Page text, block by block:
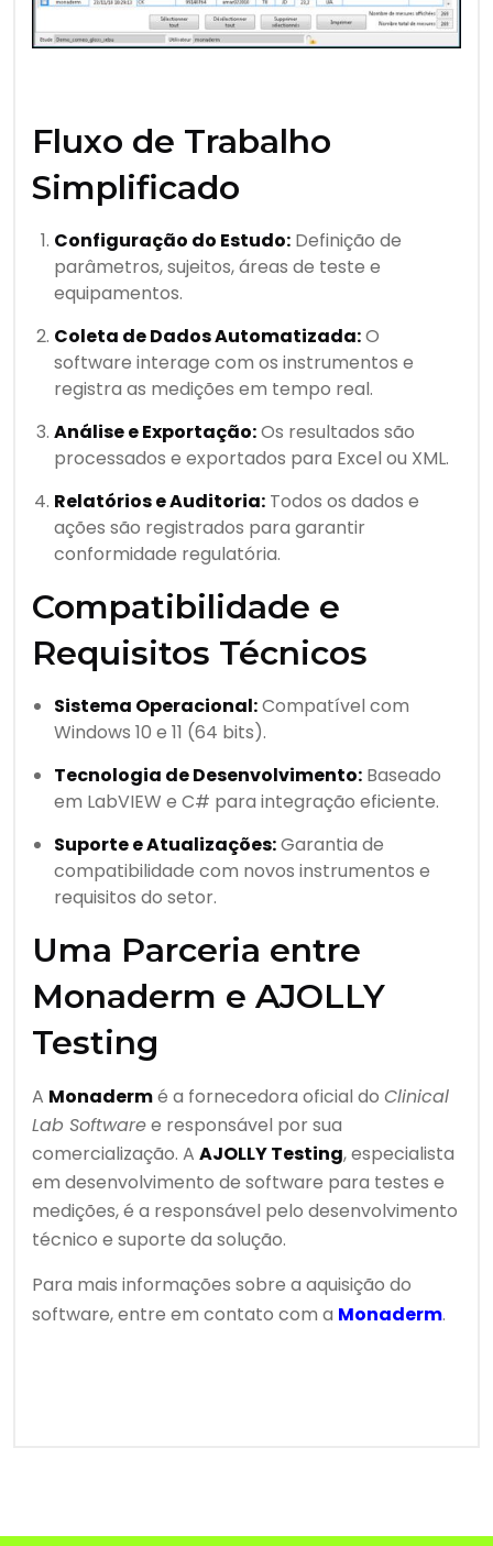
Fluxo de Trabalho
Simplificado
Configuração do Estudo: Definição de
parâmetros, sujeitos, áreas de teste e
equipamentos.
Coleta de Dados Automatizada:O
software interage com os instrumentos e
registra as medições em tempo real.
Análise e Exportação:Os resultados são
processados e exportados para Excel ou XML.
Relatórios e Auditoria: Todos os dados e
ações são registrados para garantir
conformidade regulatória.
Compatibilidade e
Requisitos Técnicos
Sistema Operacional:Compatível com
Windows 10 e 11 (64 bits).
Tecnologia de Desenvolvimento: Baseado
em LabVIEW e C# para integração eficiente.
Suporte e Atualizações:Garantia de
compatibilidade com novos instrumentos e
requisitos do setor.
Uma Parceria entre
Monaderm e AJOLLY
Testing
A Monadermé a fornecedora oficial do Clinical
Lab Softwaree responsável por sua
comercialização. A AJOLLY Testing, especialista
em desenvolvimento de software para testes e
medições, é a responsável pelo desenvolvimento
técnico e suporte da solução.
Para mais informações sobre a aquisição do
software, entre em contato com a Monaderm.